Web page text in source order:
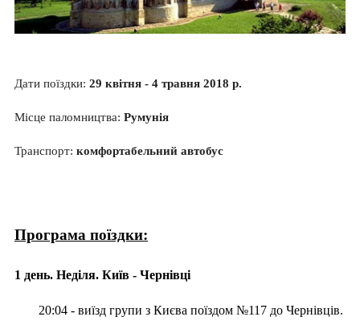
Дати поїздки: 29 квітня - 4 травня 2018 р.
Місце паломництва: Румунія
Транспорт: комфортабельний автобус
Програма поїздки:
1 день. Неділя. Київ - Чернівці
20:04 - виїзд групи з Києва поїздом №117 до Чернівців.